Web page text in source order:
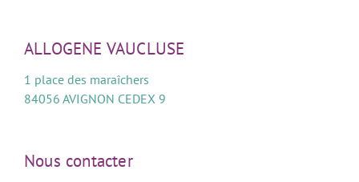
ALLOGENE VAUCLUSE
1 place des maraîchers
84056 AVIGNON CEDEX 9
Nous contacter